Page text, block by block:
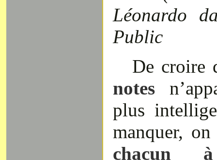
Léonardo
Public
De croire
notes
plus
manquer,
chacun